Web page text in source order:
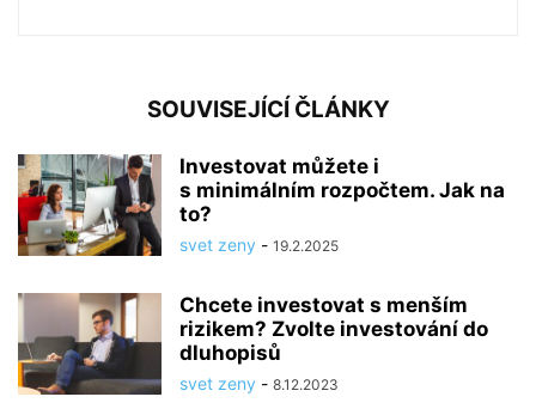
SOUVISEJÍCÍ ČLÁNKY
Investovat můžete i
s minimálním rozpočtem. Jak na
to?
svet zeny - 19.2.2025
Chcete investovat s menším
rizikem? Zvolte investování do
dluhopisů
svet zeny - 8.12.2023